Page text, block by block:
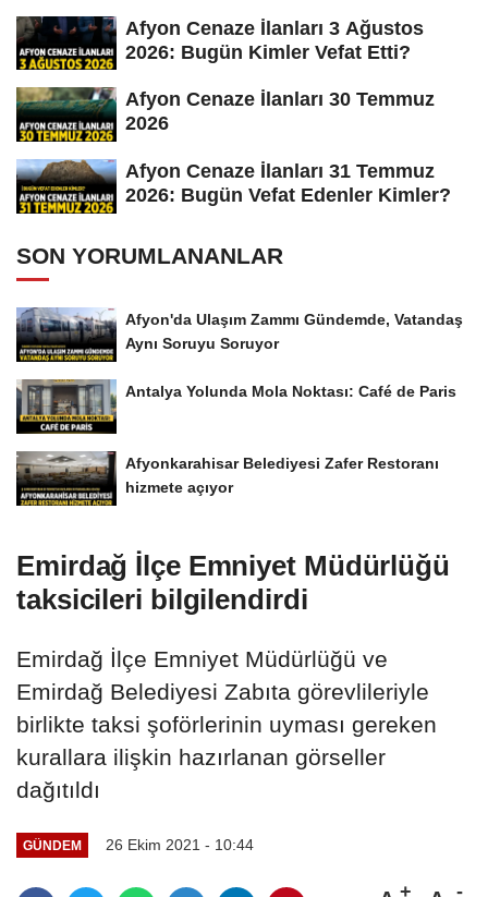
Afyon Cenaze İlanları 3 Ağustos
2026: Bugün Kimler Vefat Etti?
Afyon Cenaze İlanları 30 Temmuz
2026
Afyon Cenaze İlanları 31 Temmuz
2026: Bugün Vefat Edenler Kimler?
SON YORUMLANANLAR
Afyon'da Ulaşım Zammı Gündemde, Vatandaş
Aynı Soruyu Soruyor
Antalya Yolunda Mola Noktası: Café de Paris
Afyonkarahisar Belediyesi Zafer Restoranı
hizmete açıyor
Emirdağ İlçe Emniyet Müdürlüğü
taksicileri bilgilendirdi
Emirdağ İlçe Emniyet Müdürlüğü ve
Emirdağ Belediyesi Zabıta görevlileriyle
birlikte taksi şoförlerinin uyması gereken
kurallara ilişkin hazırlanan görseller
dağıtıldı
GÜNDEM 26 Ekim 2021 - 10:44